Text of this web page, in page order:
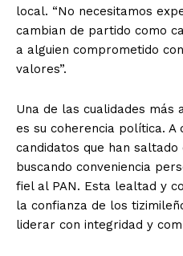
local. “No necesitamos
cambian de partido como
a alguien comprometido
valores”.
Una de las cualidades más
es su coherencia política. A
candidatos que han
buscando conveniencia
fiel al PAN. Esta lealtad y
la confianza de los
liderar con integridad y